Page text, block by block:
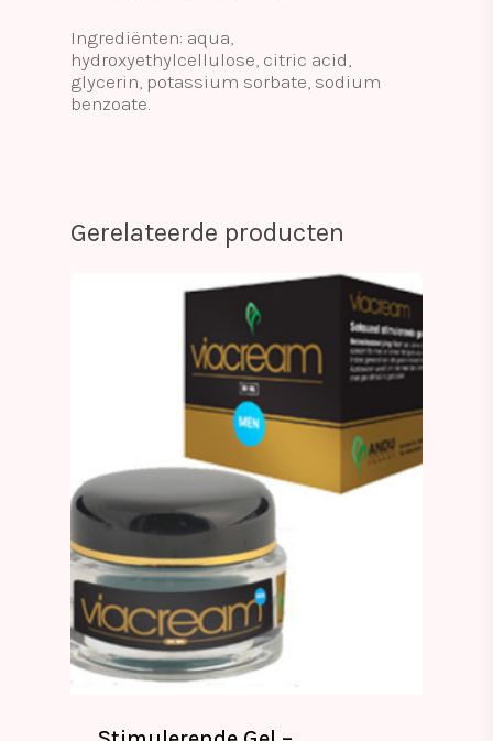
Ingrediënten: aqua,
hydroxyethylcellulose, citric acid,
glycerin, potassium sorbate, sodium
benzoate.
Gerelateerde producten